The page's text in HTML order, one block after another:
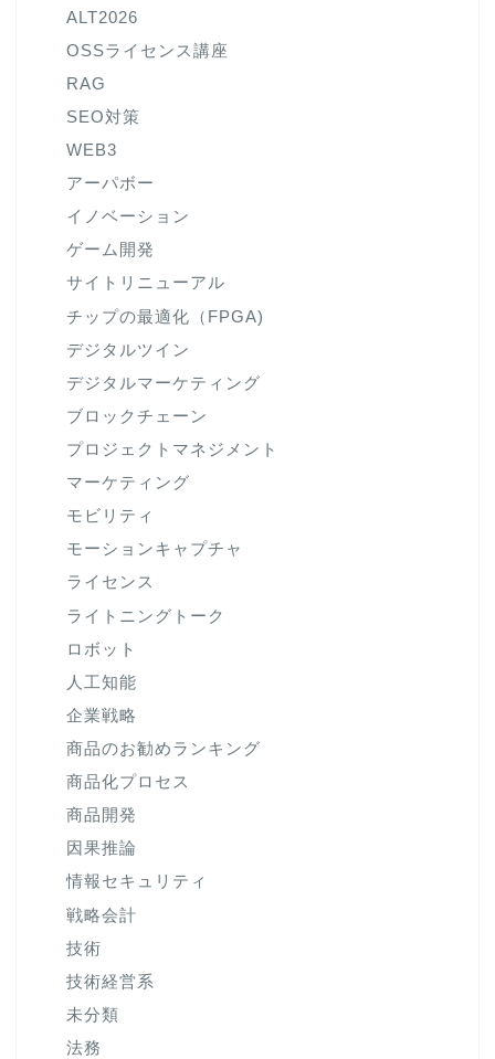
ALT2026
OSSライセンス講座
RAG
SEO対策
WEB3
アーパボー
イノベーション
ゲーム開発
サイトリニューアル
チップの最適化（FPGA)
デジタルツイン
デジタルマーケティング
ブロックチェーン
プロジェクトマネジメント
マーケティング
モビリティ
モーションキャプチャ
ライセンス
ライトニングトーク
ロボット
人工知能
企業戦略
商品のお勧めランキング
商品化プロセス
商品開発
因果推論
情報セキュリティ
戦略会計
技術
技術経営系
未分類
法務